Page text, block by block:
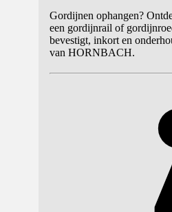
Gordijnen ophangen?
een gordijnrail of
bevestigt, inkort en
van HORNBACH.